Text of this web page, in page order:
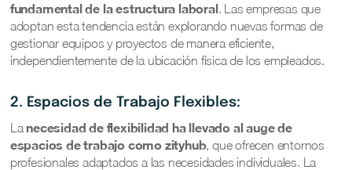
fundamental de la estructura laboral. Las empresas que
adoptan esta tendencia están explorando nuevas formas de
gestionar equipos y proyectos de manera eficiente,
independientemente de la ubicación física de los empleados.
2. Espacios de Trabajo Flexibles:
La necesidad de flexibilidad ha llevado al auge de
espacios de trabajo como zityhub, que ofrecen entornos
profesionales adaptados a las necesidades individuales. La